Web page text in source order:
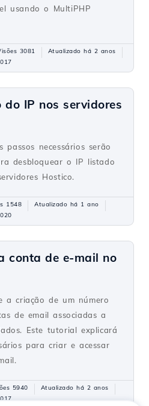
usando o MultiPHP
3081
Atualizado há 2 anos
do IP nos servidores
passos necessários serão
desbloquear o IP listado
Hostico.
1548
Atualizado há 1 ano
conta de e-mail no
a criação de um número
de email associadas a
Este tutorial explicará
para criar e acessar
5940
Atualizado há 2 anos